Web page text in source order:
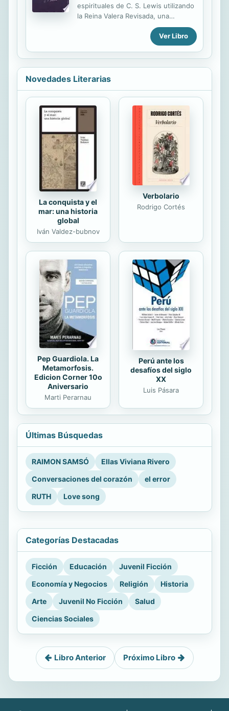
espirituales de C. S. Lewis utilizando
la Reina Valera Revisada, una
traducción reconocida por su énfasis
de brindar un castellano moderno y
cuidar los textos originales, sirviendo
a la iglesia en la formación espiritual,
en la liturgia y en el ámbito
académico.
Ver Libro
Novedades Literarias
La conquista y el
mar: una historia
global
Iván Valdez-bubnov
Verbolario
Rodrigo Cortés
Pep Guardiola. La
Metamorfosis.
Edicion Corner 10o
Aniversario
Marti Perarnau
Perú ante los
desafíos del siglo
XX
Luis Pásara
Últimas Búsquedas
RAIMON SAMSÓ
Ellas Viviana Rivero
Conversaciones del corazón
el error
RUTH
Love song
Categorías Destacadas
Ficción Educación
Juvenil Ficción
Economía y Negocios
Religión
Historia
Arte
Juvenil No Ficción
Salud
Ciencias Sociales
Libro Anterior Próximo Libro